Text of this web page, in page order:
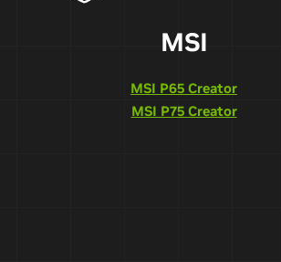
MSI
MSI P65 Creator
MSI P75 Creator